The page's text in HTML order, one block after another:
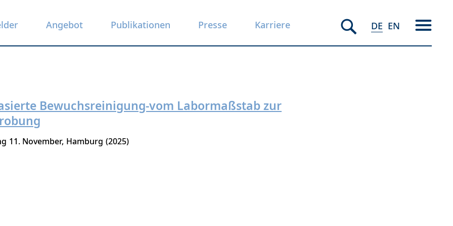
Angebot Publikationen Presse Karriere DE EN
Bewuchsreinigung-vom Labormaßstab zur
11. November Hamburg 2025